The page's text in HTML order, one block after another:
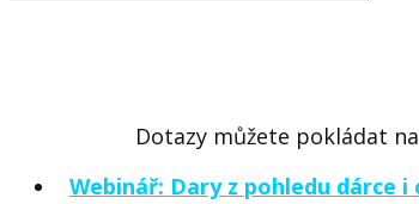
Dotazy můžete pokládat
Webinář: Dary z pohledu dárce